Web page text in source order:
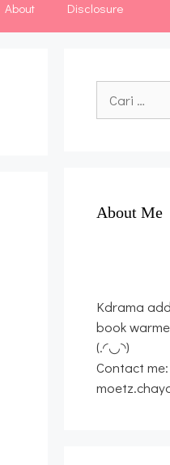
About Disclosure
untuk:
About Me
Kdrama
book
(.◜◡◝)
Contact me: